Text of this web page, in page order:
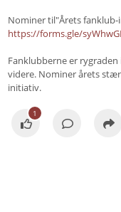
Nominer til"Årets fanklub-
https://forms.gle/
Fanklubberne er
videre. Nominer årets
initiativ.
1